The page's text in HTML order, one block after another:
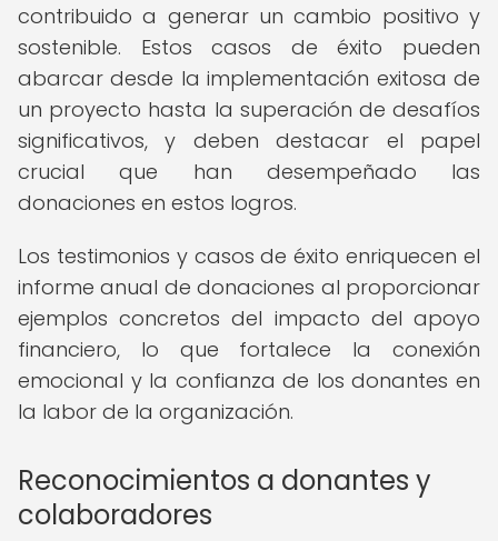
contribuido a generar un cambio positivo y
sostenible. Estos casos de éxito pueden
abarcar desde la implementación exitosa de
un proyecto hasta la superación de desafíos
significativos, y deben destacar el papel
crucial que han desempeñado las
donaciones en estos logros.
Los testimonios y casos de éxito enriquecen el
informe anual de donaciones al proporcionar
ejemplos concretos del impacto del apoyo
financiero, lo que fortalece la conexión
emocional y la confianza de los donantes en
la labor de la organización.
Reconocimientos a donantes y
colaboradores